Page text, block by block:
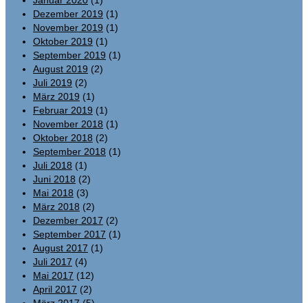
Dezember 2019 (1)
November 2019 (1)
Oktober 2019 (1)
September 2019 (1)
August 2019 (2)
Juli 2019 (2)
März 2019 (1)
Februar 2019 (1)
November 2018 (1)
Oktober 2018 (2)
September 2018 (1)
Juli 2018 (1)
Juni 2018 (2)
Mai 2018 (3)
März 2018 (2)
Dezember 2017 (2)
September 2017 (1)
August 2017 (1)
Juli 2017 (4)
Mai 2017 (12)
April 2017 (2)